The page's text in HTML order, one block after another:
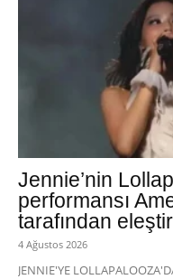
Jennie’nin
performansı
tarafından
4 Ağustos 2026
JENNIE'YE